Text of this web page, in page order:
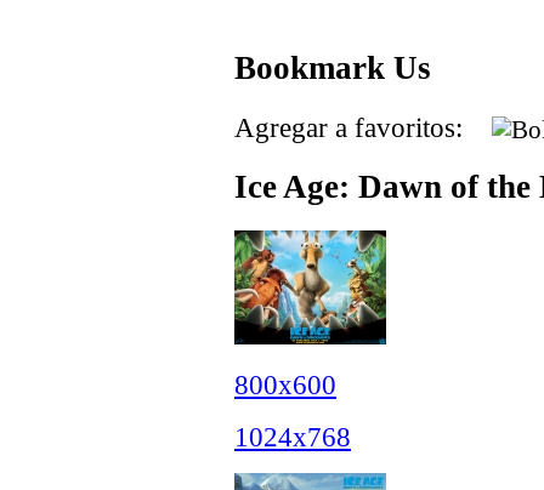
Bookmark Us
Agregar a favoritos:
Ice Age: Dawn of the
800x600
1024x768